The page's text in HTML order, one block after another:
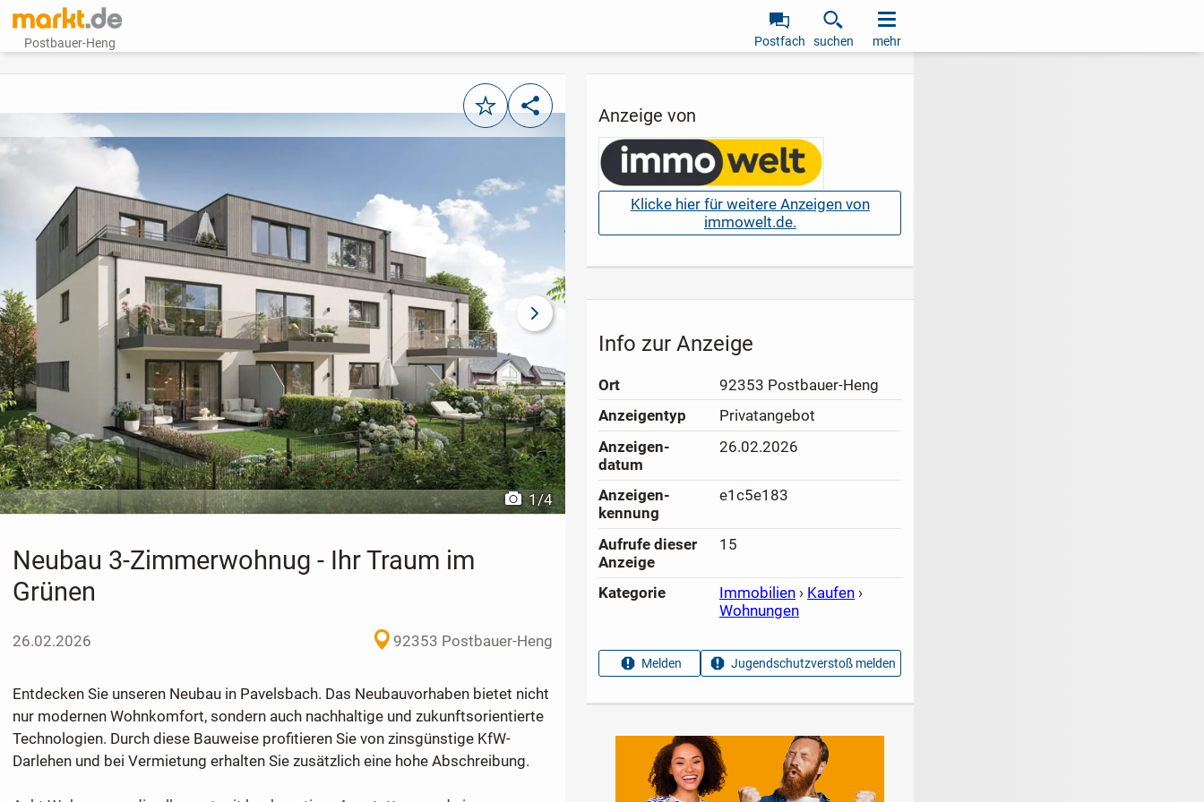
Postbauer-Heng Postfach suchen mehr
MerkenTeilen
vorheriges Bild
1/4
nächstes Bild
Neubau 3-Zimmerwohnug - Ihr Traum im
Grünen
26.02.2026 92353 Postbauer-Heng
Entdecken Sie unseren Neubau in Pavelsbach. Das Neubauvorhaben bietet nicht
nur modernen Wohnkomfort, sondern auch nachhaltige und zukunftsorientierte
Technologien. Durch diese Bauweise profitieren Sie von zinsgünstige KfW-
Darlehen und bei Vermietung erhalten Sie zusätzlich eine hohe Abschreibung.
Anzeige von
Klicke hier für weitere Anzeigen von
immowelt.de.
Info zur Anzeige
Ort
92353 Postbauer-Heng
Anzeigen­typ
Privatangebot
Anzeigen­
datum
26.02.2026
Anzeigen­
kennung
e1c5e183
Aufrufe dieser
Anzeige
15
Kategorie Immobilien › Kaufen ›
Wohnungen
Melden Jugendschutzverstoß melden